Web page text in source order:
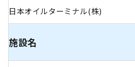
日本オイルターミナル(株)
施設名